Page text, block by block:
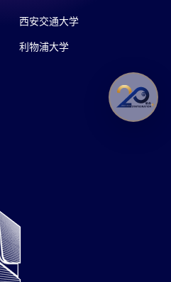
西安交通大学
利物浦大学